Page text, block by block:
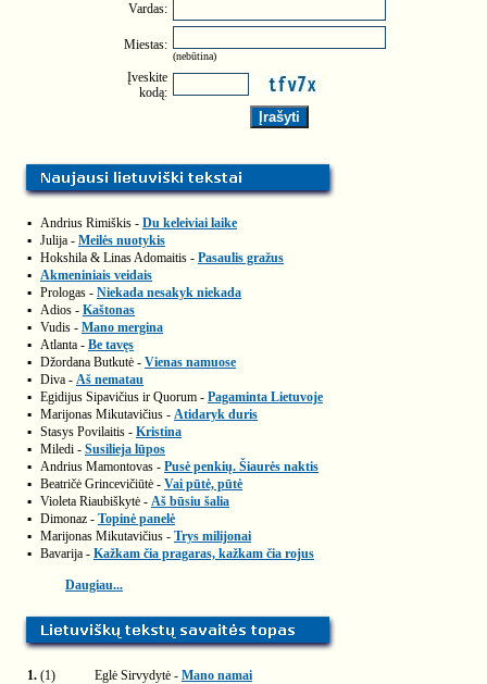
Vardas:
Miestas:
(nebūtina)
Įveskite
kodą:
▪ Andrius Rimiškis - Du keleiviai laike
▪ Julija - Meilės nuotykis
▪ Hokshila & Linas Adomaitis - Pasaulis gražus
▪ Akmeniniais veidais
▪ Prologas - Niekada nesakyk niekada
▪ Adios - Kaštonas
▪ Vudis - Mano mergina
▪ Atlanta - Be tavęs
▪ Džordana Butkutė - Vienas namuose
▪ Diva - Aš nematau
▪ Egidijus Sipavičius ir Quorum - Pagaminta Lietuvoje
▪ Marijonas Mikutavičius - Atidaryk duris
▪ Stasys Povilaitis - Kristina
▪ Miledi - Susilieja lūpos
▪ Andrius Mamontovas - Pusė penkių. Šiaurės naktis
▪ Beatričė Grincevičiūtė - Vai pūtė, pūtė
▪ Violeta Riaubiškytė - Aš būsiu šalia
▪ Dimonaz - Topinė panelė
▪ Marijonas Mikutavičius - Trys milijonai
▪ Bavarija - Kažkam čia pragaras, kažkam čia rojus
Daugiau...
1. (1) Eglė Sirvydytė - Mano namai